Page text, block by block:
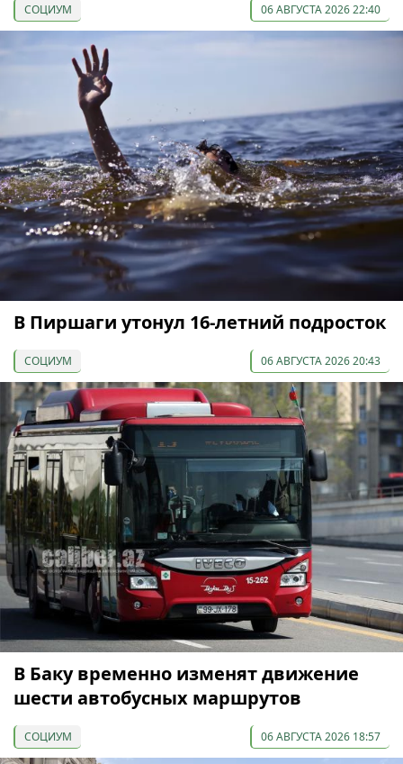
СОЦИУМ 06 АВГУСТА 2026 22:40
В Пиршаги утонул 16-летний подросток
СОЦИУМ 06 АВГУСТА 2026 20:43
В Баку временно изменят движение
шести автобусных маршрутов
СОЦИУМ 06 АВГУСТА 2026 18:57